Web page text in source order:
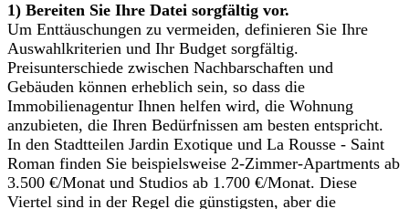
1) Bereiten Sie Ihre Datei sorgfältig vor.
Um Enttäuschungen zu vermeiden, definieren Sie Ihre
Auswahlkriterien und Ihr Budget sorgfältig.
Preisunterschiede zwischen Nachbarschaften und
Gebäuden können erheblich sein, so dass die
Immobilienagentur Ihnen helfen wird, die Wohnung
anzubieten, die Ihren Bedürfnissen am besten entspricht.
In den Stadtteilen Jardin Exotique und La Rousse - Saint
Roman finden Sie beispielsweise 2-Zimmer-Apartments ab
3.500 €/Monat und Studios ab 1.700 €/Monat. Diese
Viertel sind in der Regel die günstigsten, aber die